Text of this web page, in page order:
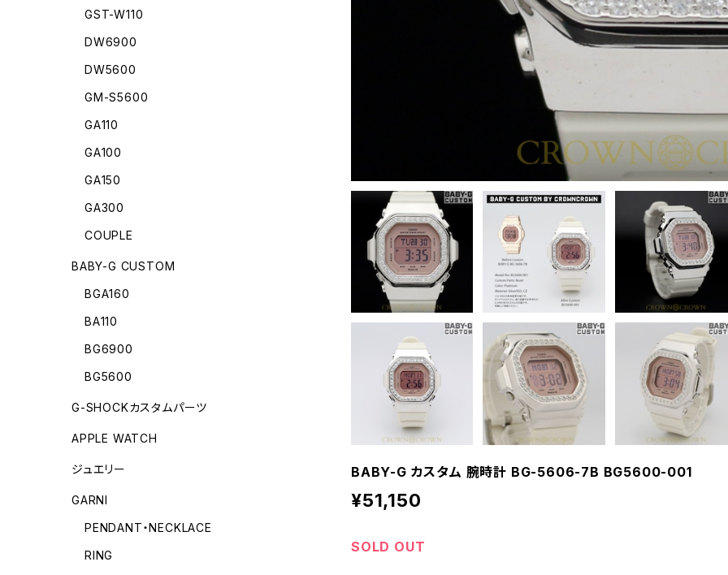
BABY-G カスタム 腕時計 BG-5606-7B BG5600-001
¥51,150
SOLD OUT
GST-W110
DW6900
DW5600
GM-S5600
GA110
GA100
GA150
GA300
COUPLE
BABY-G CUSTOM
BGA160
BA110
BG6900
BG5600
G-SHOCKカスタムパーツ
APPLE WATCH
ジュエリー
GARNI
PENDANT・NECKLACE
RING